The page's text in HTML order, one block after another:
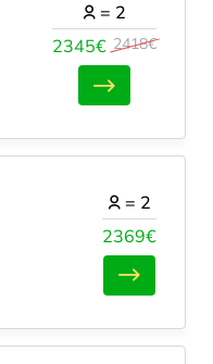
2345€ 2418€
= 2
2369€
= 2